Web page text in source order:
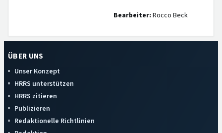
Bearbeiter: Rocco Beck
ÜBER UNS
Unser Konzept
HRRS unterstützen
HRRS zitieren
Publizieren
Redaktionelle Richtlinien